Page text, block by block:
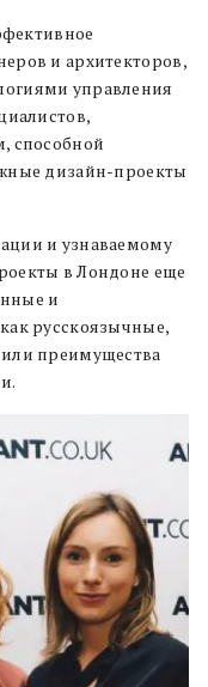
и архитекторов,
управления
способной
дизайн-проекты
и узнаваемому
в Лондоне еще
и
русскоязычные,
преимущества